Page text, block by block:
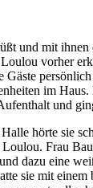
und mit ihnen
vorher
Gäste
im
und
hörte sie
Frau
dazu eine
sie mit einem